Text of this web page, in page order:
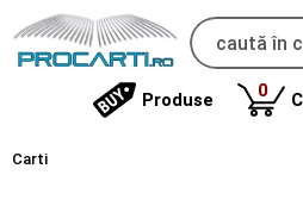
Produse 0
Carti